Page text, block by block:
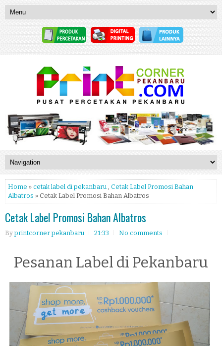
Home » cetak label di pekanbaru
Cetak Label Promosi Bahan
Albatros » Cetak Label Promosi Bahan Albatros
Cetak Label Promosi Bahan Albatros
Byprintcorner pekanbaru 21:33 No comments
Pesanan Label di Pekanbaru